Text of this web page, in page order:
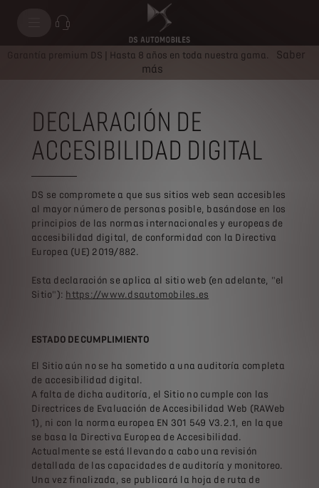
Garantía premium DS | Hasta 8 años en toda nuestra gama.
Saber
más
DECLARACIÓN DE
ACCESIBILIDAD DIGITAL
DS se compromete a que sus sitios web sean accesibles
al mayor número de personas posible, basándose en los
principios de las normas internacionales y europeas de
accesibilidad digital, de conformidad con la Directiva
Europea (UE) 2019/882.
Esta declaración se aplica al sitio web (en adelante, "el
Sitio"): https://www.dsautomobiles.es
ESTADO DE CUMPLIMIENTO
El Sitio aún no se ha sometido a una auditoría completa
de accesibilidad digital.
A falta de dicha auditoría, el Sitio no cumple con las
Directrices de Evaluación de Accesibilidad Web (RAWeb
1), ni con la norma europea EN 301 549 V3.2.1, en la que
se basa la Directiva Europea de Accesibilidad.
Actualmente se está llevando a cabo una revisión
detallada de las capacidades de auditoría y monitoreo.
Una vez finalizada, se publicará la hoja de ruta de